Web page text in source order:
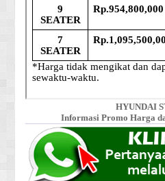
HYUNDAI
Informasi Promo Harga